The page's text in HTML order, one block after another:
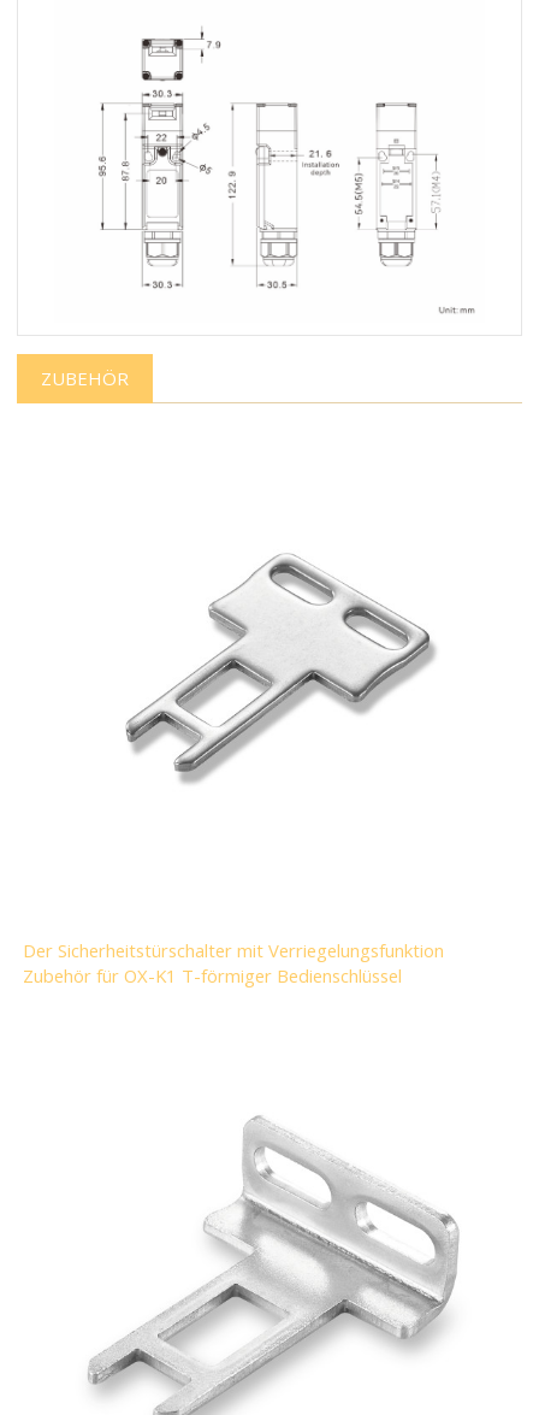
ZUBEHÖR
Der Sicherheitstürschalter mit Verriegelungsfunktion
Zubehör für OX-K1 T-förmiger Bedienschlüssel